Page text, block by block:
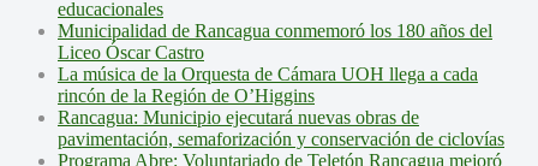
educacionales
Municipalidad de Rancagua conmemoró los 180 años del
Liceo Óscar Castro
La música de la Orquesta de Cámara UOH llega a cada
rincón de la Región de O’Higgins
Rancagua: Municipio ejecutará nuevas obras de
pavimentación, semaforización y conservación de ciclovías
Programa Abre: Voluntariado de Teletón Rancagua mejoró